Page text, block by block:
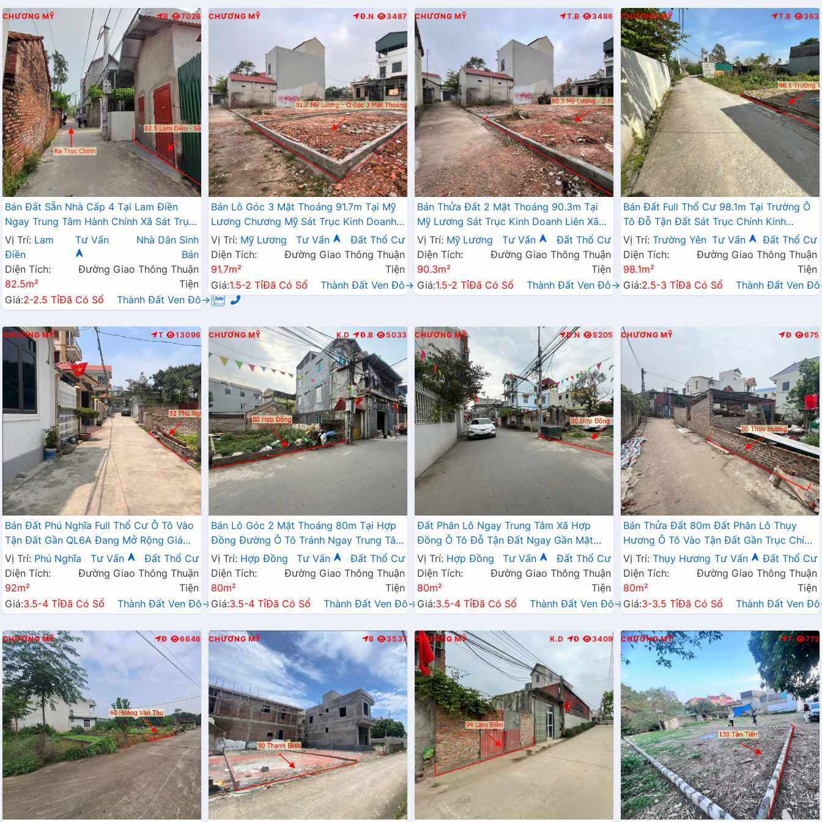
CHƯƠNG MỸ B 7028
Bán Đất Sẵn Nhà Cấp 4 Tại Lam Điền
Ngay Trung Tâm Hành Chính Xã Sát Trục
Kinh Doanh Giá Chỉ Hơn 2 Tỷ
Vị Trí: Lam
Điền
Tư Vấn
Nhà Dân Sinh
Bán
Diện Tích:
82.5m²
Đường Giao Thông Thuận
Tiện
Giá:2-2.5 TỉĐã Có Sổ Thành Đất Ven Đô→
CHƯƠNG MỸ Đ.N 3487
Bán Lô Góc 3 Mặt Thoáng 91.7m Tại Mỹ
Lương Chương Mỹ Sát Trục Kinh Doanh -
Đất Phân Lô Mỹ Lương Chương Mỹ
Vị Trí: Mỹ Lương Tư Vấn
Đất Thổ Cư
Diện Tích:
91.7m²
Đường Giao Thông Thuận
Tiện
Giá:1.5-2 TỉĐã Có Sổ Thành Đất Ven Đô→
CHƯƠNG MỸ T.B 3486
Bán Thửa Đất 2 Mặt Thoáng 90.3m Tại
Mỹ Lương Sát Trục Kinh Doanh Liên Xã
Giá Chỉ Hơn Tỷ
Vị Trí: Mỹ Lương Tư Vấn
Đất Thổ Cư
Diện Tích:
90.3m²
Đường Giao Thông Thuận
Tiện
Giá:1.5-2 TỉĐã Có Sổ Thành Đất Ven Đô→
CHƯƠNG MỸ T.B 363
Bán Đất Full Thổ Cư 98.1m Tại Trường Ô
Tô Đỗ Tận Đất Sát Trục Chính Kinh
Doanh Giá Chỉ Hơn 2 Tỷ
Vị Trí: Trường Yên Tư Vấn
Đất Thổ Cư
Diện Tích:
98.1m²
Đường Giao Thông Thuận
Tiện
Giá:2.5-3 TỉĐã Có Sổ Thành Đất Ven
CHƯƠNG MỸ T 13096
Bán Đất Phú Nghĩa Full Thổ Cư Ô Tô Vào
Tận Đất Gần QL6A Đang Mở Rộng Giá
Chỉ Vài Tỷ
Vị Trí: Phú Nghĩa Tư Vấn
Đất Thổ Cư
Diện Tích:
92m²
Đường Giao Thông Thuận
Tiện
Giá:3.5-4 TỉĐã Có Sổ Thành Đất Ven Đô→
CHƯƠNG MỸ K.D Đ.B 5033
Bán Lô Góc 2 Mặt Thoáng 80m Tại Hợp
Đồng Đường Ô Tô Tránh Ngay Trung Tâm
Hành Chính Xã Gần Đường TL419
Vị Trí: Hợp Đồng Tư Vấn
Đất Thổ Cư
Diện Tích:
80m²
Đường Giao Thông Thuận
Tiện
Giá:3.5-4 TỉĐã Có Sổ Thành Đất Ven Đô→
CHƯƠNG MỸ Đ.N 5205
Đất Phân Lô Ngay Trung Tâm Xã Hợp
Đồng Ô Tô Đỗ Tận Đất Ngay Gần Mặt
Đường Kinh Doanh TL419
Vị Trí: Hợp Đồng Tư Vấn
Đất Thổ Cư
Diện Tích:
80m²
Đường Giao Thông Thuận
Tiện
Giá:3.5-4 TỉĐã Có Sổ Thành Đất Ven Đô→
CHƯƠNG MỸ Đ 675
Bán Thửa Đất 80m Đất Phân Lô Thụy
Hương Ô Tô Vào Tận Đất Gần Trục Chính
Kinh Doanh Liên Huyện
Vị Trí: Thụy Hương Tư Vấn
Đất Thổ Cư
Diện Tích:
80m²
Đường Giao Thông Thuận
Tiện
Giá:3-3.5 TỉĐã Có Sổ Thành Đất Ven
CHƯƠNG MỸ Đ 6646 CHƯƠNG MỸ B 3537 CHƯƠNG MỸ K.D Đ 3409 CHƯƠNG MỸ T 772